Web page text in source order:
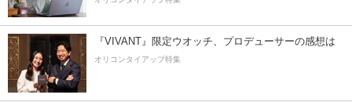
『VIVANT』限定ウオッチ、プロデューサーの感想は
オリコンタイアップ特集